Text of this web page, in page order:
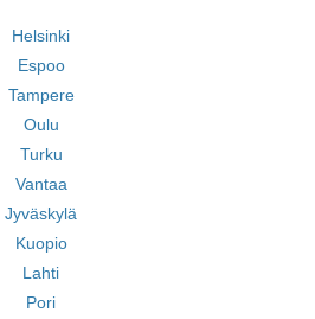
Helsinki
Espoo
Tampere
Oulu
Turku
Vantaa
Jyväskylä
Kuopio
Lahti
Pori